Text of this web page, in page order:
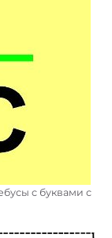
с буквами с